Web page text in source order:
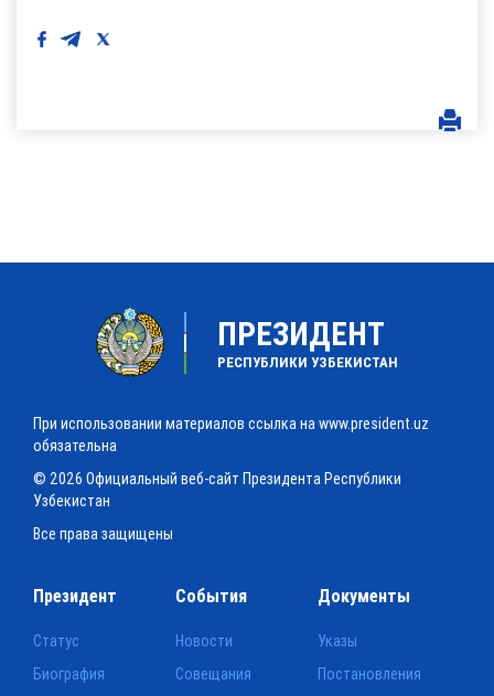
ПРЕЗИДЕНТ
РЕСПУБЛИКИ УЗБЕКИСТАН
При использовании материалов ссылка на www.president.uz
обязательна
© 2026 Официальный веб-сайт Президента Республики
Узбекистан
Все права защищены
Президент
Статус
Биография
События
Новости
Совещания
Документы
Указы
Постановления